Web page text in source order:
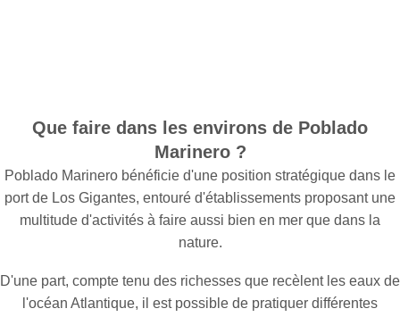
Que faire dans les environs de Poblado
Marinero ?
Poblado Marinero bénéficie d'une position stratégique dans le
port de Los Gigantes, entouré d'établissements proposant une
multitude d'activités à faire aussi bien en mer que dans la
nature.
D'une part, compte tenu des richesses que recèlent les eaux de
l'océan Atlantique, il est possible de pratiquer différentes